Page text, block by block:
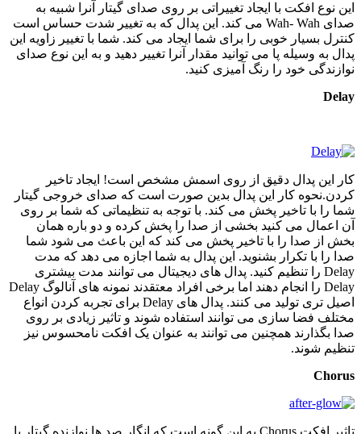
این نوع افکت با ایجاد تغییراتی بر روی صدای گیتار آنرا شبیه به
صدای Wah- Wah می کند. این پدال که به تغییر شدت حساس است
کنترل بسیار خوبی را برای شما ایجاد می کند. شما با تغییر زاویه این
پدال به وسیله پا می توانید مقدار آنرا تغییر دهید و به این نوع صدای
نوازندگی خود را رنگ آمیزی کنید.
Delay
کار این پدال دقیق از روی اسمش مشخص است! ایجاد تاخیر
کردن.نحوه کار این پدال بدین صورت است که صدای خروجی گیتار
شما را با تاخیر پخش می کند. با توجه به تنظیماتی که شما بر روی
آن اعمال می کنید بخشی از صدا را پخش کرده و دو باره همان
بخش از صدا را با تاخیر پخش می کند که این باعث می شود شما
صدا را با تکرار بشنوید. این پدال به شما اجازه می دهد که مدت
Delay را تنظیم کنید. پدال های دیجیتال می توانند مدت بیشتری
Delay را انجام دهند اما برخی افراد معتقدند نمونه های آنالوگ Delay
اصیل تری تولید می کنند. پدال های Delay برای تجربه کردن انواع
مختلف فضا سازی می توانند استفاده شوند و تاثیر زیادی بر روی
صدا بگذارند همچنین می توانند به عنوان یک افکت نامحسوس نیز
تنظیم شوند.
Chorus